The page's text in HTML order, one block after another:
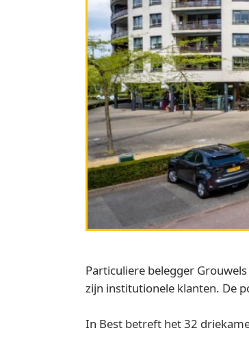
Particuliere belegger
zijn institutionele klanten. De
In Best betreft het 32